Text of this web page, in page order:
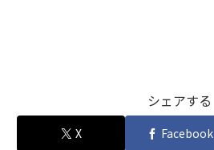
シェアする
X Facebook